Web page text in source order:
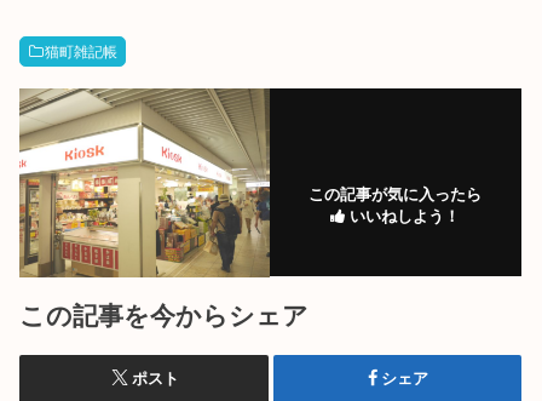
猫町雑記帳
この記事が気に入ったら
いいねしよう！
この記事を今からシェア
ポスト シェア